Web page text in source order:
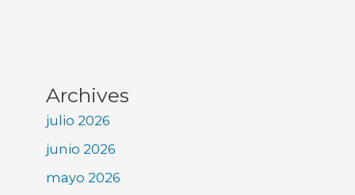
Archives
julio 2026
junio 2026
mayo 2026